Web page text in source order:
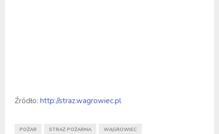
Źródło: http://straz.wagrowiec.pl
POŻAR STRAŻ POŻARNA WĄGROWIEC